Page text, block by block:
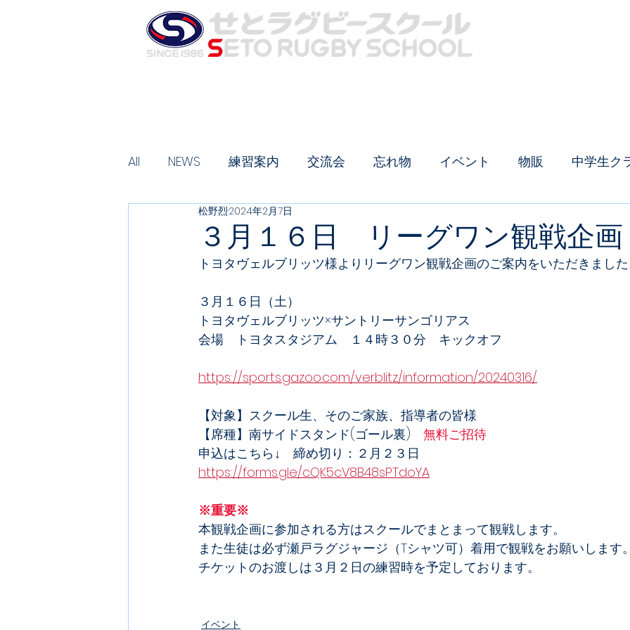
All NEWS 練習案内 交流会 忘れ物 イベント 物販 中学生ク
３月１６日 リーグワン観戦企画
松野烈2024年2月7日
トヨタヴェルブリッツ様よりリーグワン観戦企画のご案内をいただきまし
３月１６日（土）
トヨタヴェルブリッツ×サントリーサンゴリアス
会場　トヨタスタジアム　１４時３０分　キックオフ
https://sports.gazoo.com/verblitz/information/20240316/
【対象】スクール生、そのご家族、指導者の皆様
【席種】南サイドスタンド(ゴール裏) 無料ご招待
申込はこちら↓　締め切り：２月２３日
https://forms.gle/cQK5cV8B48sPTdoYA
※重要※
本観戦企画に参加される方はスクールでまとまって観戦します。
また生徒は必ず瀬戸ラグジャージ（Tシャツ可）着用で観戦をお願いします
チケットのお渡しは３月２日の練習時を予定しております。
イベント